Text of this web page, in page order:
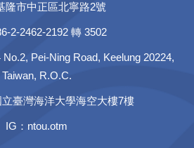
隆市中正區北寧路2號
2-2462-2192 轉 3502
Pei-Ning Road, Keelung 20224,
Taiwan, R.O.C.
臺灣海洋大學海空大樓7樓
IG：ntou.otm